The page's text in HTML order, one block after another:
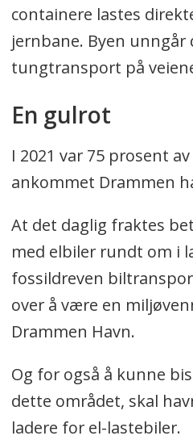
containere lastes
jernbane. Byen
tungtransport på
En gulrot
I 2021 var 75 prosent
ankommet Drammen
At det daglig fraktes
med elbiler rundt om i
fossildreven
over å være en
Drammen Havn.
Og for også å kunne
dette området, skal
ladere for el-lastebiler.